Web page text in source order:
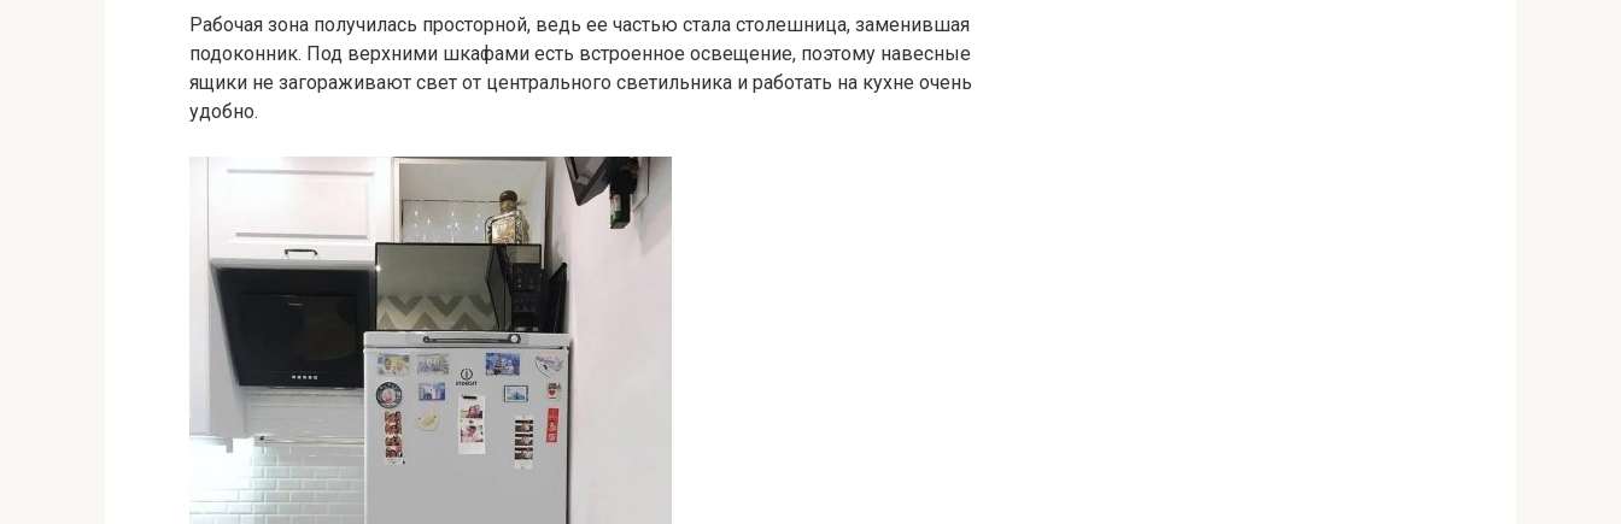
Рабочая зона получилась просторной, ведь ее частью стала столешница, заменившая
подоконник. Под верхними шкафами есть встроенное освещение, поэтому навесные
ящики не загораживают свет от центрального светильника и работать на кухне очень
удобно.